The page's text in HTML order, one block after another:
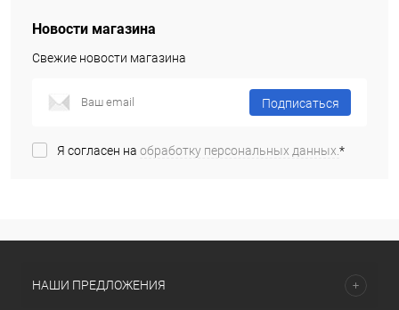
Новости магазина
Свежие новости магазина
Подписаться
Я согласен на обработку персональных данных.*
НАШИ ПРЕДЛОЖЕНИЯ